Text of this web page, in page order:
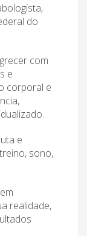
do
com
e
corporal e
e
sono,
realidade,